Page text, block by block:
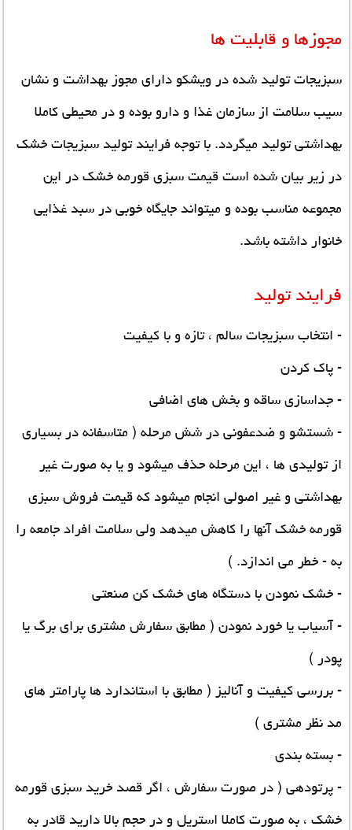
مجوزها و قابلیت ها
سبزیجات تولید شده در ویشکو دارای مجوز بهداشت و نشان
سیب سلامت از سازمان غذا و دارو بوده و در محیطی کاملا
بهداشتی تولید میگردد. با توجه فرایند تولید سبزیجات خشک
در زیر بیان شده استقیمت سبزی قورمه خشکدر این
مجموعه مناسب بوده و میتواند جایگاه خوبی در سبد غذایی
خانوار داشته باشد.
فرایند تولید
- انتخاب سبزیجات سالم ، تازه و با کیفیت
- پاک کردن
- جداسازی ساقه و بخش های اضافی
- شستشو و ضدعفونی در شش مرحله ( متاسفانه در بسیاری
از تولیدی ها ، این مرحله حذف میشود و یا به صورت غیر
بهداشتی و غیر اصولی انجام میشود که قیمت فروش سبزی
قورمه خشک آنها را کاهش میدهد ولی سلامت افراد جامعه را
به - خطر می اندازد. )
- خشک نمودن با دستگاه های خشک کن صنعتی
- آسیاب یا خورد نمودن ( مطابق سفارش مشتری برای برگ یا
پودر )
- بررسی کیفیت و آنالیز ( مطابق با استاندارد ها پارامتر های
مد نظر مشتری )
- بسته بندی
- پرتودهی ( در صورت سفارش ، اگر قصد خرید سبزی قورمه
خشک ، به صورت کاملا استریل و در حجم بالا دارید قادر به